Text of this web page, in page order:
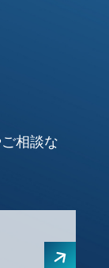
相談な